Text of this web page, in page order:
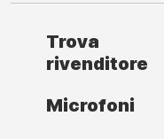
Trova
rivenditore
Microfoni